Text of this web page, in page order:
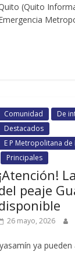
(Quito
Comunidad De
Destacados
E P Metropolitana
Principales
¡Atención!
peaje
26 mayo, 2026
ya